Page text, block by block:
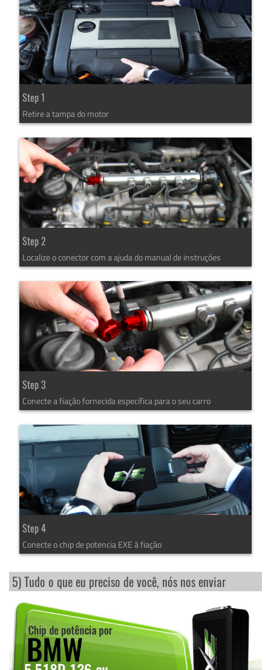
Step 1
Retire a tampa do motor
Step 2
Localize o conector com a ajuda do manual de instruções
Step 3
Conecte a fiação fornecida específica para o seu carro
Step 4
Conecte o chip de potencia EXE à fiação
5) Tudo o que eu preciso de você, nós nos enviar